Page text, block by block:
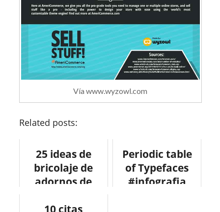
Vía www.wyzowl.com
Related posts:
25 ideas de
bricolaje de
adornos de
#design
Periodic table
of Typefaces
#infografia
10 citas